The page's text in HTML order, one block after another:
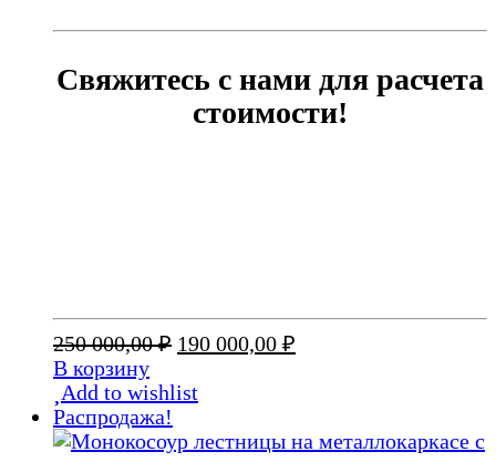
Свяжитесь с нами для расчета
стоимости!
250 000,00₽ Первоначальная
составляла
000,00 ₽.
190 000,00 ₽
В корзину
Add to wishlist
Распродажа!